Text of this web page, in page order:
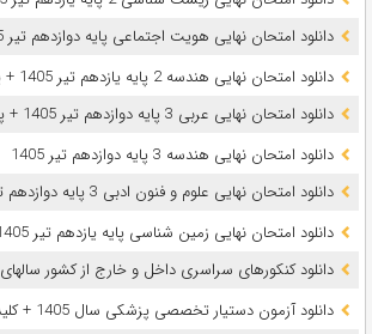
دانلود امتحان نهایی هویت اجتماعی پایه دوازدهم تیر 1405 + پاسخ
دانلود امتحان نهایی هندسه 2 پایه یازدهم تیر 1405 + پاسخ
دانلود امتحان نهایی عربی 3 پایه دوازدهم تیر 1405 + پاسخ
دانلود امتحان نهایی هندسه 3 پایه دوازدهم تیر 1405
دانلود امتحان نهایی علوم و فنون ادبی 3 پایه دوازدهم تیر 1405
دانلود امتحان نهایی زمین شناسی پایه یازدهم تیر 1405
دانلود کنکورهای سراسری داخل و خارج از کشور سالهای 1381 تا 1405
دانلود آزمون دستیار تخصصی پزشکی سال 1405 + کلید نهایی